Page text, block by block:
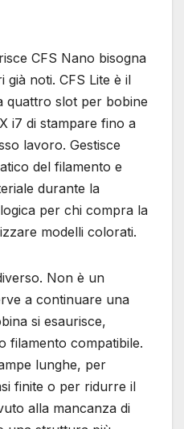
CFS Nano bisogna
già noti. CFS Lite è il
quattro slot per bobine
i7 di stampare fino a
lavoro. Gestisce
del filamento e
durante la
per chi compra la
modelli colorati.
Non è un
a continuare una
si esaurisce,
filamento compatibile.
lunghe, per
finite o per ridurre il
alla mancanza di